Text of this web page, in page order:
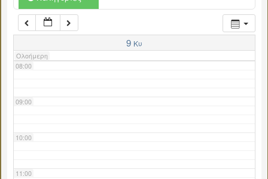
9 Κυ
Ολοήμερη
07:00
08:00
09:00
10:00
11:00